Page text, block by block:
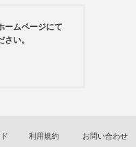
ームページにて
い。
利用規約 お問い合わせ